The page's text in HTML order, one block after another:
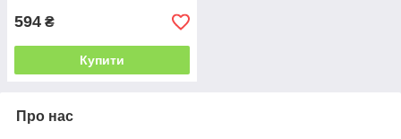
594 ₴
Купити
Про нас